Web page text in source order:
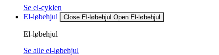
Se el-cyklen
El-løbehjul
Close El-løbehjul Open El-løbehjul
El-løbehjul
Se alle el-løbehjul